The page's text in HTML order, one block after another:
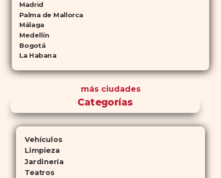
Madrid
Palma de Mallorca
Málaga
Medellín
Bogotá
La Habana
más ciudades
Categorías
Vehículos
Limpieza
Jardinería
Teatros